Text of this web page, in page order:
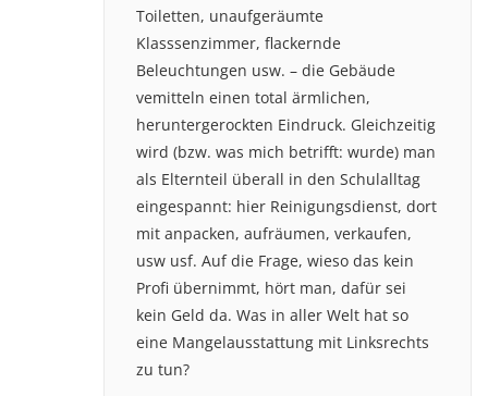
Toiletten, unaufgeräumte
Klasssenzimmer, flackernde
Beleuchtungen usw. – die Gebäude
vemitteln einen total ärmlichen,
heruntergerockten Eindruck. Gleichzeitig
wird (bzw. was mich betrifft: wurde) man
als Elternteil überall in den Schulalltag
eingespannt: hier Reinigungsdienst, dort
mit anpacken, aufräumen, verkaufen,
usw usf. Auf die Frage, wieso das kein
Profi übernimmt, hört man, dafür sei
kein Geld da. Was in aller Welt hat so
eine Mangelausstattung mit Linksrechts
zu tun?